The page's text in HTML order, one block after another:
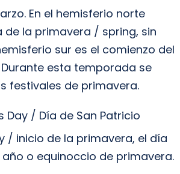
En el hemisferio norte
la primavera / spring, sin
sur es el comienzo del
esta temporada se
festivales de primavera.
Day / Día de San Patricio
/ inicio de la primavera, el día
o equinoccio de primavera.